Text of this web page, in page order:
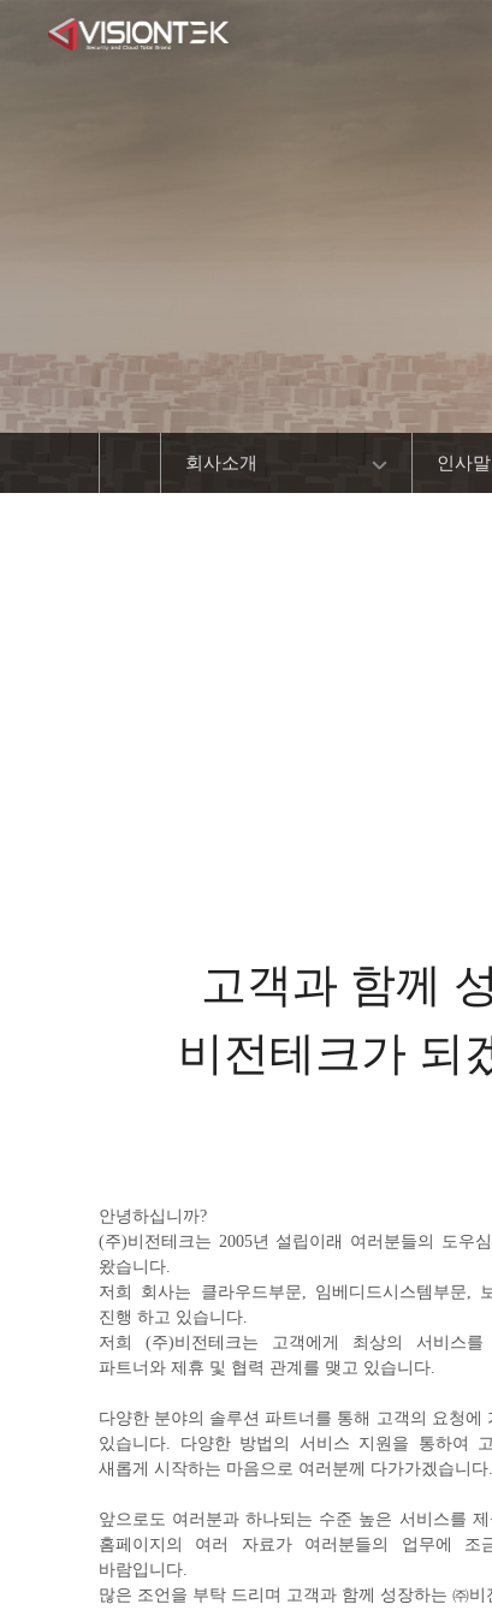
회사소개 인사말
고객과 함께
비전테크가 되
안녕하십니까?
(주)비전테크는 2005년 설립이래 여러분들의 도우
왔습니다.
저희 회사는 클라우드부문, 임베디드시스템부문,
진행 하고 있습니다.
저희 (주)비전테크는 고객에게 최상의 서비스
파트너와 제휴 및 협력 관계를 맺고 있습니다.
다양한 분야의 솔루션 파트너를 통해 고객의 요청에
있습니다. 다양한 방법의 서비스 지원을 통하여
새롭게 시작하는 마음으로 여러분께 다가가겠습니다.
앞으로도 여러분과 하나되는 수준 높은 서비스를
홈페이지의 여러 자료가 여러분들의 업무에 조
바람입니다.
많은 조언을 부탁 드리며 고객과 함께 성장하는 ㈜비